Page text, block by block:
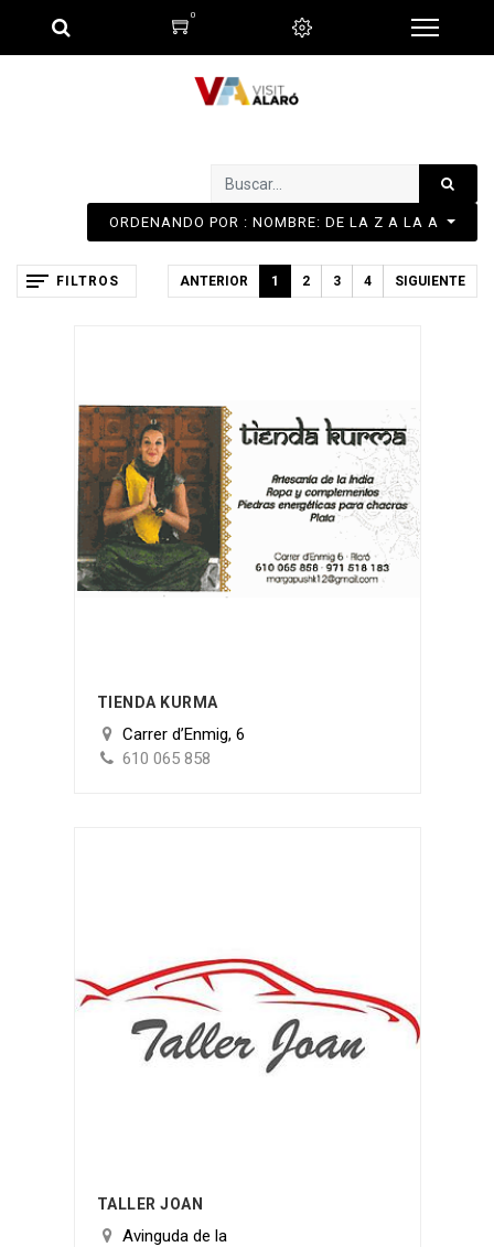
0
ORDENANDO POR : NOMBRE: DE LA Z A LA A
FILTROS ANTERIOR 1 2 3 4 SIGUIENTE
TIENDA KURMA
Carrer d’Enmig, 6
610 065 858
TALLER JOAN
Avinguda de la